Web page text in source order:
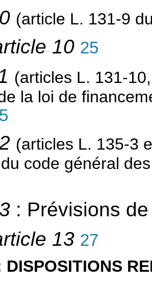
(article L. 131-9
10 25
(articles L. 131-
la loi de
(articles L. 135-3
code général
: Prévisions
13 27
DISPOSITIONS